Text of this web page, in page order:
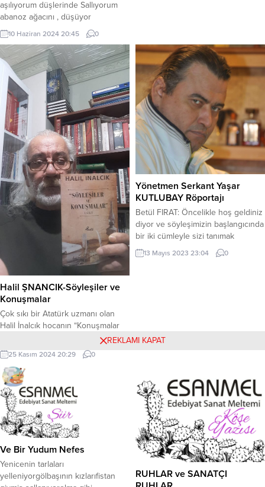
aşılıyorum düşlerinde Sallıyorum
abanoz ağacını , düşüyor
dudakların Avuç avuç gülüşün
paravanda. Tekeline almışsın
kirpiklerimi, yayvari kaşlarınla
Kalemim kafesinde göğsünün;
tutulgan. Haraç mezat şiirler;
Upuçsuz sevgi atlantiği; Sereserpe
tuzu suyun , çağırgan. Öyle bir hal
ki hal demeye bin şahit; Ne tam...
10 Haziran 2024 20:45 0
Halil ŞNANCIK-Söyleşiler ve
Konuşmalar
Çok sıkı bir Atatürk uzmanı olan
Halil İnalcık hocanın “Konuşmalar
ve Söyleşiler” den oluşan bir eseri
var… Çeşitli tarihlerde 46 konuşma
ve sohbetten oluşuyor… 45
numaralı bir konuşmadan kısacık
paragraflardan, Kısacık alıntılar
yaparak eseri de tanıtmış olacağız…
Sonra da alıntıların sonuna kendi
düşüncelerimizi de yazacağız. – –
– – –...
25 Kasım 2024 20:29 0
Yönetmen Serkant Yaşar
KUTLUBAY Röportajı
Betül FIRAT: Öncelikle hoş geldiniz
diyor ve söyleşimizin başlangıcında
bir iki cümleyle sizi tanımak
istiyoruz. Serkant Yaşar
KUTLUBAY Kimdir? Serkant Yaşar
yazdığınızdan bahseder misiniz...
13 Mayıs 2023 23:04 0
Ve Bir Yudum Nefes
Yenicenin tarlaları
yelleniyorgölbaşının kızlarıfistan
RUHLAR ve SANATÇI
REKLAMI KAPAT